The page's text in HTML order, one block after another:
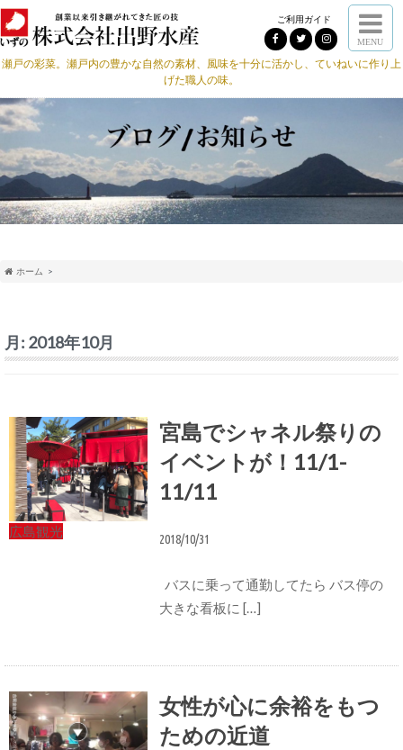
ご利用ガイド
MENU
瀬戸の彩菜。瀬戸内の豊かな自然の素材、風味を十分に活かし、ていねいに作り上
げた職人の味。
ホーム
月: 2018年10月
広島観光
宮島でシャネル祭りの
イベントが！11/1-
11/11
2018/10/31
バスに乗って通勤してたら バス停の
大きな看板に […]
女性が心に余裕をもつ
ための近道